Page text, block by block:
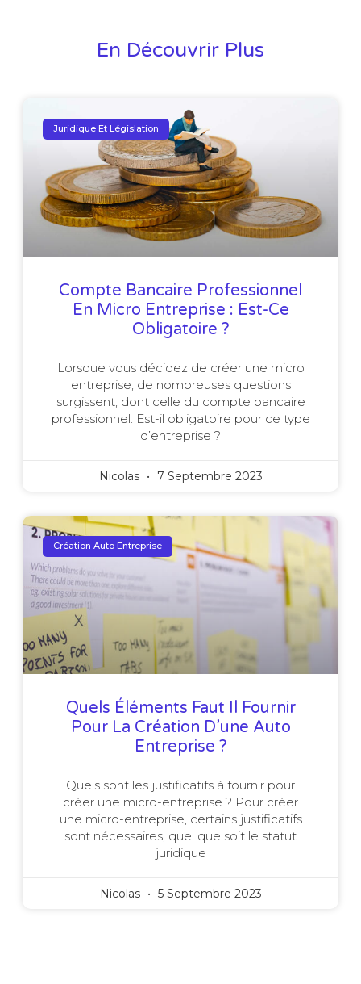
En Découvrir Plus
Juridique Et Législation
Compte Bancaire Professionnel
En Micro Entreprise : Est-Ce
Obligatoire ?
Lorsque vous décidez de créer une micro
entreprise, de nombreuses questions
surgissent, dont celle du compte bancaire
professionnel. Est-il obligatoire pour ce type
d’entreprise ?
Nicolas 7 Septembre 2023
Création Auto Entreprise
Quels Éléments Faut Il Fournir
Pour La Création D’une Auto
Entreprise ?
Quels sont les justificatifs à fournir pour
créer une micro-entreprise ? Pour créer
une micro-entreprise, certains justificatifs
sont nécessaires, quel que soit le statut
juridique
Nicolas 5 Septembre 2023